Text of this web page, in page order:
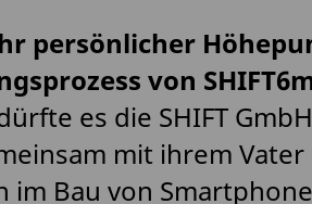
persönlicher
von
es die SHIFT
mit ihrem
im Bau von